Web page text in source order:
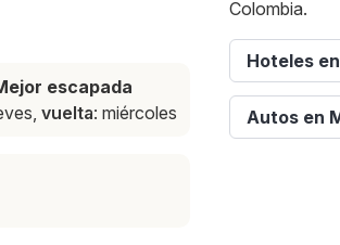
escapada
vuelta: miércoles
Colombia.
Hoteles
Autos en